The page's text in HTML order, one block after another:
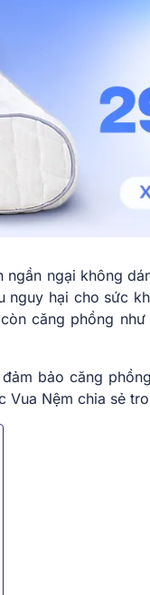
ngần ngại không
nguy hại cho sức
căng phồng
bảo căng
Nệm chia sẻ